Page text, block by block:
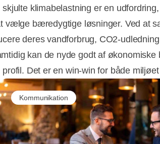
skjulte klimabelastning er en
vælge bæredygtige løsninger. Ved at
deres vandforbrug, CO2-
kan de nyde godt af økonomiske
Det er en win-win for både
Kommunikation